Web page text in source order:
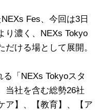
Fes、今回は3日
り濃く、NEXs Tokyo
ける場として展開。
「NEXs Tokyoスタ
当社を含む総勢26社
ア】、【教育】、【ア